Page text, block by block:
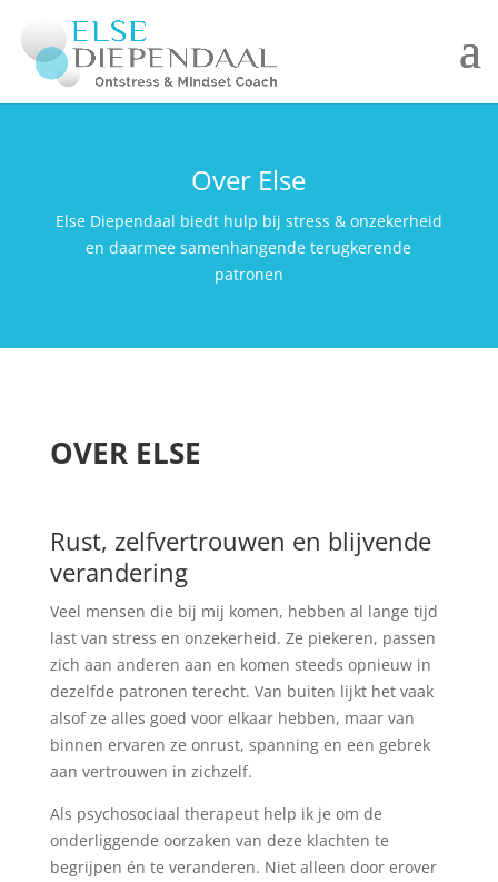
Over Else
Else Diependaal biedt hulp bij stress & onzekerheid
en daarmee samenhangende terugkerende
patronen
OVER ELSE
Rust, zelfvertrouwen en blijvende
verandering
Veel mensen die bij mij komen, hebben al lange tijd
last van stress en onzekerheid. Ze piekeren, passen
zich aan anderen aan en komen steeds opnieuw in
dezelfde patronen terecht. Van buiten lijkt het vaak
alsof ze alles goed voor elkaar hebben, maar van
binnen ervaren ze onrust, spanning en een gebrek
aan vertrouwen in zichzelf.
Als psychosociaal therapeut help ik je om de
onderliggende oorzaken van deze klachten te
begrijpen én te veranderen. Niet alleen door erover